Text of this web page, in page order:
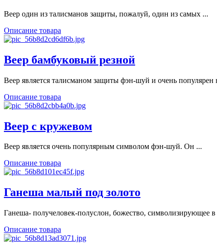
Веер один из талисманов защиты, пожалуй, один из самых ...
Описание товара
Веер бамбуковый резной
Веер является талисманом защиты фэн-шуй и очень популярен
Описание товара
Веер с кружевом
Веер является очень популярным символом фэн-шуй. Он ...
Описание товара
Ганеша малый под золото
Ганеша- получеловек-полуслон, божество, символизирующее в
Описание товара